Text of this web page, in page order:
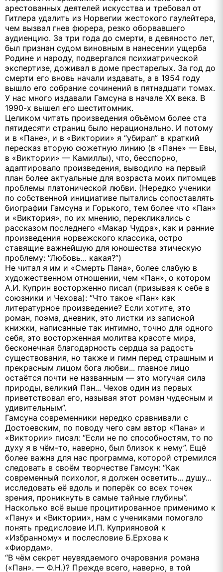
арестованных деятелей искусства и требовал от
Гитлера удалить из Норвегии жестокого гаулейтера,
чем вызвал гнев фюрера, резко оборвавшего
аудиенцию. За три года до смерти, в девяносто лет,
был признан судом виновным в нанесении ущерба
Родине и народу, подвергался психиатрической
экспертизе, доживал в доме престарелых. За год до
смерти его вновь начали издавать, а в 1954 году
вышло его собрание сочинений в пятнадцати томах.
У нас много издавали Гамсуна в начале ХХ века. В
1990-х вышел его шеститомник.
Целиком читать произведения объёмом более ста
пятидесяти страниц было нерационально. И потому
и в «Пане», и в «Виктории» я “убирал” в краткий
пересказ вторую сюжетную линию (в «Пане» — Евы,
в «Виктории» — Камиллы), что, бесспорно,
адаптировало произведения, выводило на первый
план более актуальные для возраста моих питомцев
проблемы платонической любви. (Нередко ученики
по собственной инициативе пытались сопоставлять
биографии Гамсуна и Горького, тем более что «Пан»
и «Виктория», по их мнению, перекликались с
рассказом последнего «Макар Чудра», как и ранние
произведения норвежского классика, остро
ставящие важнейшую для юношества этическую
проблему: “Любовь... какая?”)
Не читал я им и «Смерть Пана», более слабую в
художественном отношении, чем «Пан», о котором
А.И. Куприн восторженно писал (призывая к себе в
союзники и Чехова): “Что такое «Пан» как
литературное произведение? Если хотите, это
роман, поэма, дневник, это листки из записной
книжки, написанные так интимно, точно для одного
себя, это восторженная молитва красоте мира,
бесконечная благодарность сердца за радость
существования, но также и гимн перед страшным и
прекрасным лицом бога любви... главное лицо
остаётся почти не названным — это могучая сила
природы, великий Пан... Чехов один из первых
приветствовал его, называя этот роман чудесным и
удивительным”.
Гамсуна современники нередко сравнивали с
Достоевским, по поводу чего сам автор «Пана» и
«Виктории» писал: “Если не по способностям, то по
духу я в чём-то, наверно, был близок к нему”. Ещё
более важна для нас программа, которой стремился
следовать в своём творчестве Гамсун: “Как
современный психолог, я должен осветить... душу...
исследовать её вдоль и поперёк со всех точек
зрения, проникнуть в самые тайные глубины”.
Насколько всё выше процитированное применимо к
«Пану» и «Виктории», нам с учениками помогало
понять предисловие И.П. Куприяновой к
«Избранному» и послесловие Б.Ерхова к
«Фиордам».
“В чём секрет неувядаемого очарования романа
(«Пан». — Ф.Н.)? Прежде всего, наверно, в той